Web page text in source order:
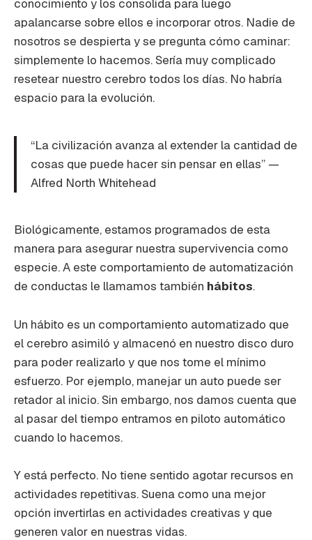
conocimiento y los consolida para luego
apalancarse sobre ellos e incorporar otros. Nadie de
nosotros se despierta y se pregunta cómo caminar:
simplemente lo hacemos. Sería muy complicado
resetear nuestro cerebro todos los días. No habría
espacio para la evolución.
“La civilización avanza al extender la cantidad de
cosas que puede hacer sin pensar en ellas” —
Alfred North Whitehead
Biológicamente, estamos programados de esta
manera para asegurar nuestra supervivencia como
especie. A este comportamiento de automatización
de conductas le llamamos también hábitos.
Un hábito es un comportamiento automatizado que
el cerebro asimiló y almacenó en nuestro disco duro
para poder realizarlo y que nos tome el mínimo
esfuerzo. Por ejemplo, manejar un auto puede ser
retador al inicio. Sin embargo, nos damos cuenta que
al pasar del tiempo entramos en piloto automático
cuando lo hacemos.
Y está perfecto. No tiene sentido agotar recursos en
actividades repetitivas. Suena como una mejor
opción invertirlas en actividades creativas y que
generen valor en nuestras vidas.